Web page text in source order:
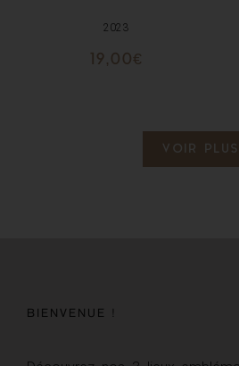
2023
19,00€
VOIR PLUS
BIENVENUE !